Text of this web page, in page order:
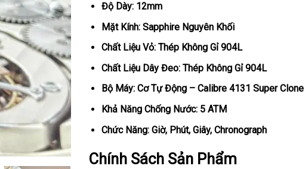
Độ Dày: 12mm
Mặt Kính: Sapphire Nguyên Khối
Chất Liệu Vỏ: Thép Không Gỉ 904L
Chất Liệu Dây Đeo: Thép Không Gỉ 904L
Bộ Máy: Cơ Tự Động – Calibre 4131 Super Clone
Khả Năng Chống Nước: 5 ATM
Chức Năng: Giờ, Phút, Giây, Chronograph
Chính Sách Sản Phẩm